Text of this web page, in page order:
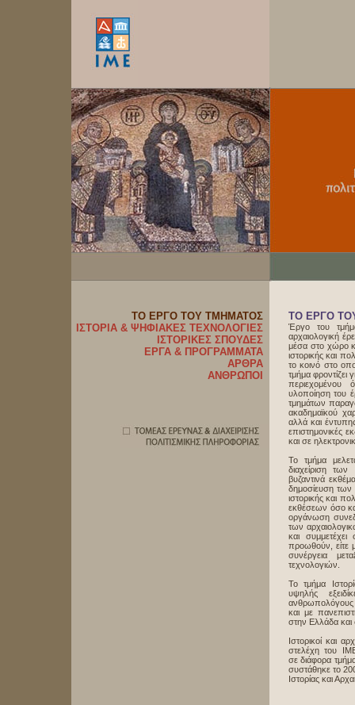
ΤΟ ΕΡΓΟ ΤΟΥ ΤΜΗΜΑΤΟΣ
ΙΣΤΟΡΙΑ & ΨΗΦΙΑΚΕΣ ΤΕΧΝΟΛΟΓΙΕΣ
ΙΣΤΟΡΙΚΕΣ ΣΠΟΥΔΕΣ
ΕΡΓΑ & ΠΡΟΓΡΑΜΜΑΤΑ
ΑΡΘΡΑ
ΑΝΘΡΩΠΟΙ
ΤΟ ΕΡΓΟ
Έργο του
αρχαιολογική
μέσα στο χώρο
ιστορικής και
το κοινό στο
τμήμα φροντίζει
υλοποίηση του
τμημάτων
ακαδημαϊκού
αλλά και
επιστημονικές
και σε
Το τμήμα
διαχείριση
βυζαντινά
δημοσίευση
ιστορικής και
εκθέσεων όσο
οργάνωση
των
και
προωθούν, είτε
συνέργεια
τεχνολογιών.
Το τμήμα
υψηλής
ανθρωπολόγους
και με
στην Ελλάδα
Ιστορικοί και
στελέχη του
σε διάφορα
συστάθηκε το
Ιστορίας και